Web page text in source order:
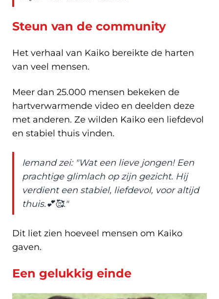
Steun van de community
Het verhaal van Kaiko bereikte de harten
van veel mensen.
Meer dan 25.000 mensen bekeken de
hartverwarmende video en deelden deze
met anderen. Ze wilden Kaiko een liefdevol
en stabiel thuis vinden.
Iemand zei: "Wat een lieve jongen! Een
prachtige glimlach op zijn gezicht. Hij
verdient een stabiel, liefdevol, voor altijd
thuis.💕🥰."
Dit liet zien hoeveel mensen om Kaiko
gaven.
Een gelukkig einde